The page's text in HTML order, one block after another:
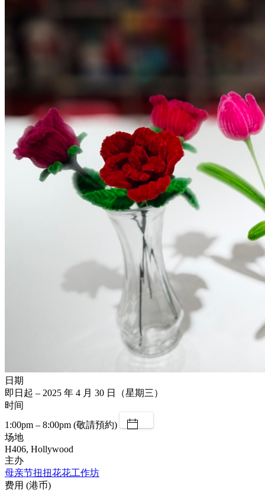
日期
即日起 – 2025 年 4 月 30 日（星期三）
时间
1:00pm – 8:00pm (敬請預約)
场地
H406, Hollywood
主办
母亲节扭扭花花工作坊
费用 (港币)